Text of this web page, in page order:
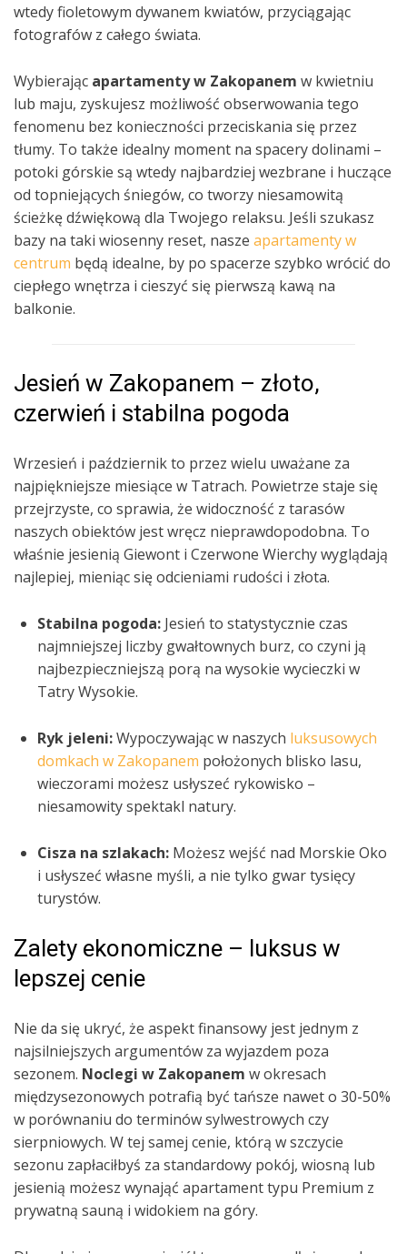
wtedy fioletowym dywanem kwiatów, przyciągając
fotografów z całego świata.
Wybierając apartamenty w Zakopanem w kwietniu
lub maju, zyskujesz możliwość obserwowania tego
fenomenu bez konieczności przeciskania się przez
tłumy. To także idealny moment na spacery dolinami –
potoki górskie są wtedy najbardziej wezbrane i huczące
od topniejących śniegów, co tworzy niesamowitą
ścieżkę dźwiękową dla Twojego relaksu. Jeśli szukasz
bazy na taki wiosenny reset, nasze apartamenty w
centrum będą idealne, by po spacerze szybko wrócić do
ciepłego wnętrza i cieszyć się pierwszą kawą na
balkonie.
Jesień w Zakopanem – złoto,
czerwień i stabilna pogoda
Wrzesień i październik to przez wielu uważane za
najpiękniejsze miesiące w Tatrach. Powietrze staje się
przejrzyste, co sprawia, że widoczność z tarasów
naszych obiektów jest wręcz nieprawdopodobna. To
właśnie jesienią Giewont i Czerwone Wierchy wyglądają
najlepiej, mieniąc się odcieniami rudości i złota.
Stabilna pogoda: Jesień to statystycznie czas
najmniejszej liczby gwałtownych burz, co czyni ją
najbezpieczniejszą porą na wysokie wycieczki w
Tatry Wysokie.
Ryk jeleni:Wypoczywając w naszych luksusowych
domkach w Zakopanem położonych blisko lasu,
wieczorami możesz usłyszeć rykowisko –
niesamowity spektakl natury.
Cisza na szlakach: Możesz wejść nad Morskie Oko
i usłyszeć własne myśli, a nie tylko gwar tysięcy
turystów.
Zalety ekonomiczne – luksus w
lepszej cenie
Nie da się ukryć, że aspekt finansowy jest jednym z
najsilniejszych argumentów za wyjazdem poza
sezonem. Noclegi w Zakopanem w okresach
międzysezonowych potrafią być tańsze nawet o 30-50%
w porównaniu do terminów sylwestrowych czy
sierpniowych. W tej samej cenie, którą w szczycie
sezonu zapłaciłbyś za standardowy pokój, wiosną lub
jesienią możesz wynająć apartament typu Premium z
prywatną sauną i widokiem na góry.